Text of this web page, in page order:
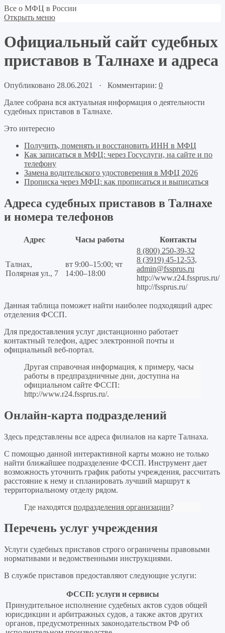
Все о МФЦ в России
Открыть меню
Официальный сайт судебных
приставов в Талнахе и адреса
Опубликовано 28.06.2021 · Комментарии: 0
Далее собрана вся актуальная информация о деятельности
судебных приставов в Талнахе.
Это интересно
Получить, поменять и восстановить ИНН в МФЦ
Как записаться в МФЦ: через Госуслуги, на сайте и по
телефону
Замена водительского удостоверения в МФЦ 2026
Прописка через МФЦ: как прописаться и выписаться
Адреса судебных приставов в Талнахе
и номера телефонов
Адрес Часы работы Контакты
Талнах,
Полярная ул., 7
вт 9:00–15:00; чт
14:00–18:00
8 (800) 250-39-32
8 (3919) 45-12-53,
admin@fssprus.ru
http://www.r24.fssprus.ru/
http://fssprus.ru/
Данная таблица поможет найти наиболее подходящий адрес
отделения ФССП.
Для предоставления услуг дистанционно работает
контактный телефон, адрес электронной почты и
официальный веб-портал.
Другая справочная информация, к примеру, часы
работы в предпраздничные дни, доступна на
официальном сайте ФССП:
http://www.r24.fssprus.ru/.
Онлайн-карта подразделений
Здесь представлены все адреса филиалов на карте Талнаха.
С помощью данной интерактивной карты можно не только
найти ближайшее подразделение ФССП. Инструмент дает
возможность уточнить график работы учреждения, рассчитать
расстояние к нему и спланировать лучший маршрут к
территориальному отделу рядом.
Где находятся подразделения организации?
Перечень услуг учреждения
Услуги судебных приставов строго ограничены правовыми
нормативами и ведомственными инструкциями.
В службе приставов предоставляют следующие услуги:
ФССП: услуги и сервисы
Принудительное исполнение судебных актов судов общей
юрисдикции и арбитражных судов, а также актов других
органов, предусмотренных законодательством РФ об